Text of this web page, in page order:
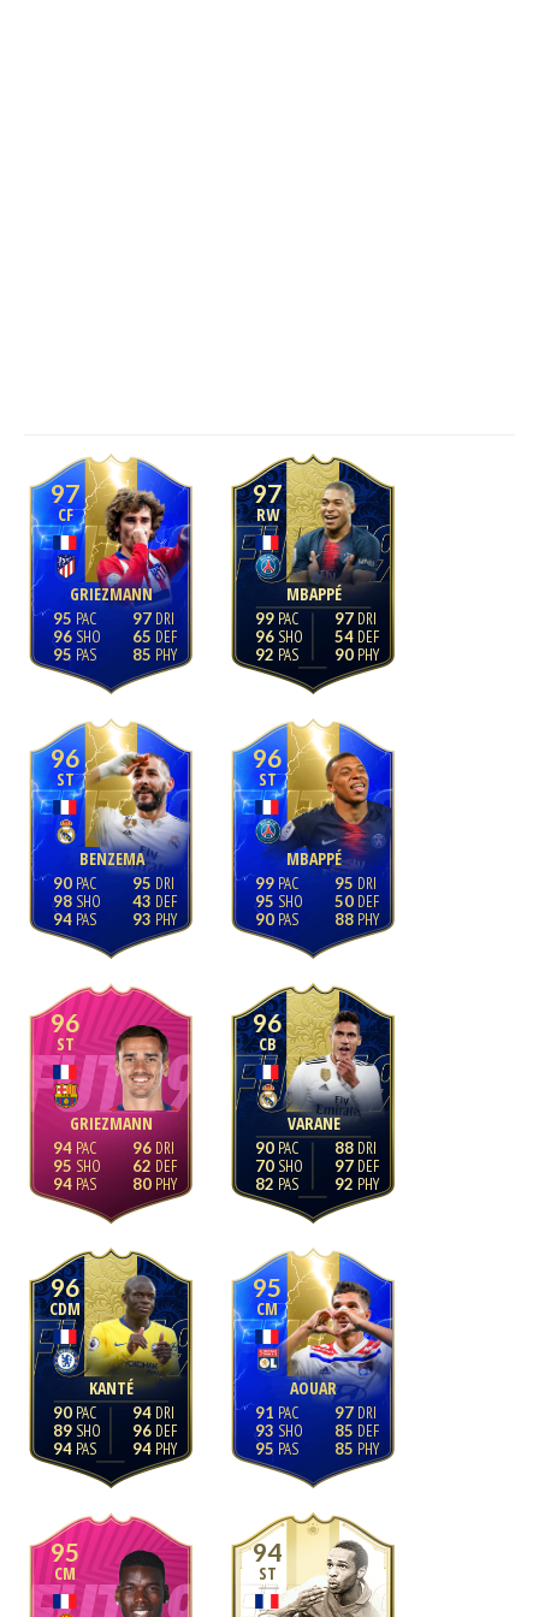
97
CF
GRIEZMANN
95
96
95
97
65
85
97
RW
MBAPPÉ
99
96
92
97
54
90
96
ST
BENZEMA
90
98
94
95
43
93
96
ST
MBAPPÉ
99
95
90
95
50
88
96
ST
GRIEZMANN
94
95
94
96
62
80
96
CB
VARANE
90
70
82
88
97
92
96
CDM
KANTÉ
90
89
94
94
96
94
95
CM
AOUAR
91
93
95
97
85
85
95
CM
94
ST